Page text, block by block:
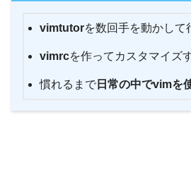
vimtutorを数回手を動かして
vimrcを作ってカスタマイズ
慣れるまで 日常の中でvimを